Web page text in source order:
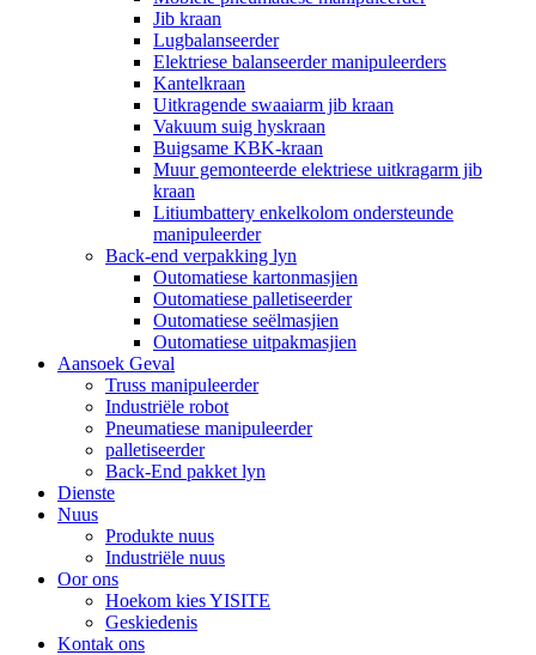
Jib kraan
Lugbalanseerder
Elektriese balanseerder manipuleerders
Kantelkraan
Uitkragende swaaiarm jib kraan
Vakuum suig hyskraan
Buigsame KBK-kraan
Muur gemonteerde elektriese uitkragarm jib
kraan
Litiumbattery enkelkolom ondersteunde
manipuleerder
Back-end verpakking lyn
Outomatiese kartonmasjien
Outomatiese palletiseerder
Outomatiese seëlmasjien
Outomatiese uitpakmasjien
Aansoek Geval
Truss manipuleerder
Industriële robot
Pneumatiese manipuleerder
palletiseerder
Back-End pakket lyn
Dienste
Nuus
Produkte nuus
Industriële nuus
Oor ons
Hoekom kies YISITE
Geskiedenis
Kontak ons